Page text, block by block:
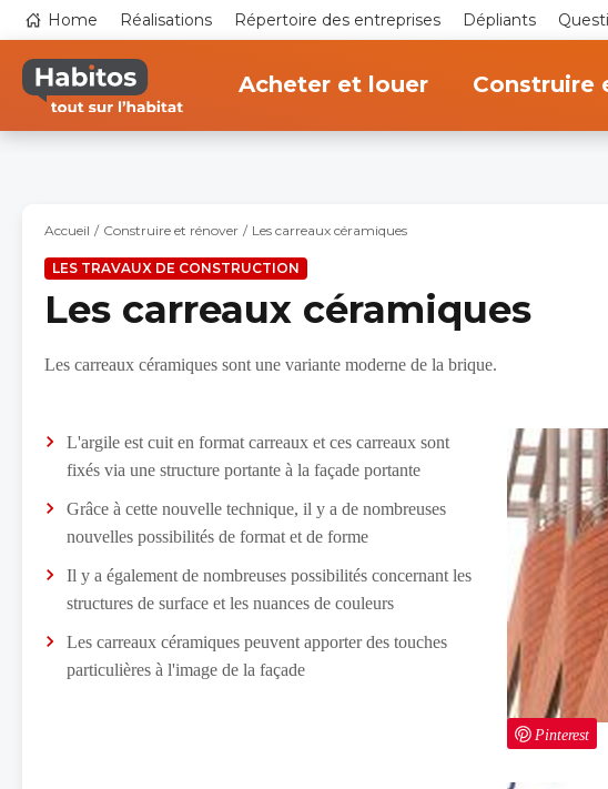
contenu
principal
Top
navigation
Home Réalisations Répertoire des entreprises Dépliants
Acheter et louer Construire
Accueil Construire et rénover Les carreaux céramiques
LES TRAVAUX DE CONSTRUCTION
Les carreaux céramiques
Les carreaux céramiques sont une variante moderne de la brique.
Pinterest
L'argile est cuit en format carreaux et ces carreaux sont
fixés via une structure portante à la façade portante
Grâce à cette nouvelle technique, il y a de nombreuses
nouvelles possibilités de format et de forme
Il y a également de nombreuses possibilités concernant les
structures de surface et les nuances de couleurs
Les carreaux céramiques peuvent apporter des touches
particulières à l'image de la façade